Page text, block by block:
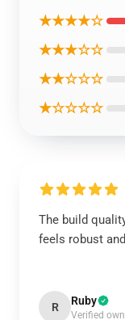
★★★★☆
★★★☆☆
★★☆☆☆
★☆☆☆☆
The build
feels robust
R Ruby
Verified